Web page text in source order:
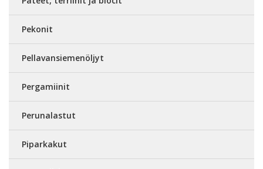
Pekonit
Pellavansiemenöljyt
Pergamiinit
Perunalastut
Piparkakut